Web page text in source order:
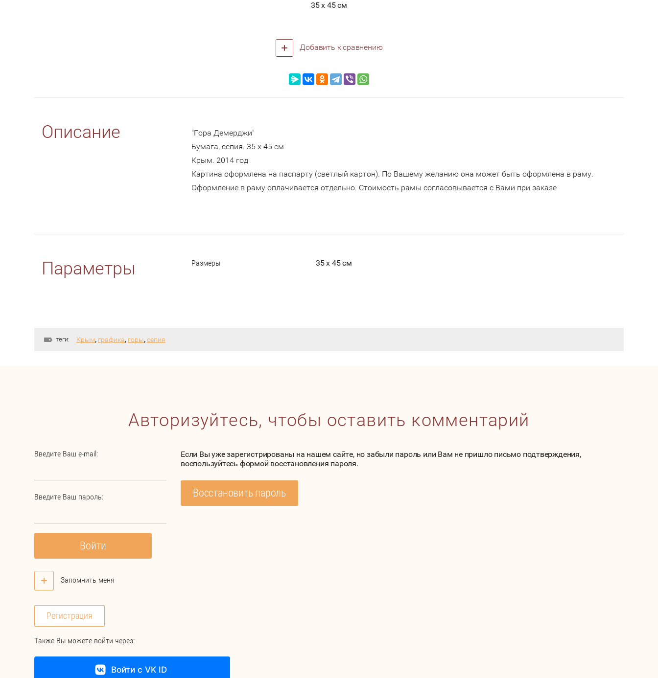
35 х 45 см
Добавить к сравнению
Описание
"Гора Демерджи"
Бумага, сепия. 35 х 45 см
Крым. 2014 год
Картина оформлена на паспарту (светлый картон). По Вашему желанию она может быть оформлена в раму.
Оформление в раму оплачивается отдельно. Стоимость рамы согласовывается с Вами при заказе
Параметры Размеры 35 х 45 см
теги: Крым, графика, горы,сепия
Авторизуйтесь, чтобы оставить комментарий
Введите Ваш e-mail:
Введите Ваш пароль:
Войти
Запомнить меня
Регистрация
Если Вы уже зарегистрированы на нашем сайте, но забыли пароль или Вам не пришло письмо подтверждения,
воспользуйтесь формой восстановления пароля.
Восстановить пароль
Также Вы можете войти через:
Войти с VK ID